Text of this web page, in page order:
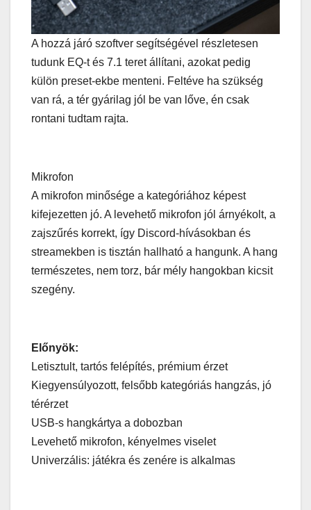
A hozzá járó szoftver segítségével részletesen
tudunk EQ-t és 7.1 teret állítani, azokat pedig
külön preset-ekbe menteni. Feltéve ha szükség
van rá, a tér gyárilag jól be van lőve, én csak
rontani tudtam rajta.
Mikrofon
A mikrofon minősége a kategóriához képest
kifejezetten jó. A levehető mikrofon jól árnyékolt, a
zajszűrés korrekt, így Discord-hívásokban és
streamekben is tisztán hallható a hangunk. A hang
természetes, nem torz, bár mély hangokban kicsit
szegény.
Előnyök:
Letisztult, tartós felépítés, prémium érzet
Kiegyensúlyozott, felsőbb kategóriás hangzás, jó
térérzet
USB-s hangkártya a dobozban
Levehető mikrofon, kényelmes viselet
Univerzális: játékra és zenére is alkalmas